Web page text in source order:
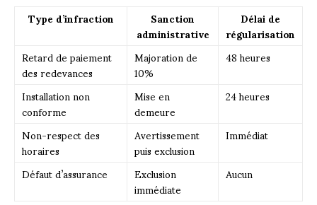
Type d’infraction
Sanction
administrative
Délai de
régularisation
Retard de paiement
des redevances
Majoration de
10%
48 heures
Installation non
conforme
Mise en
demeure
24 heures
Non-respect des
horaires
Avertissement
puis exclusion
Immédiat
Défaut d’assurance
Exclusion
immédiate
Aucun